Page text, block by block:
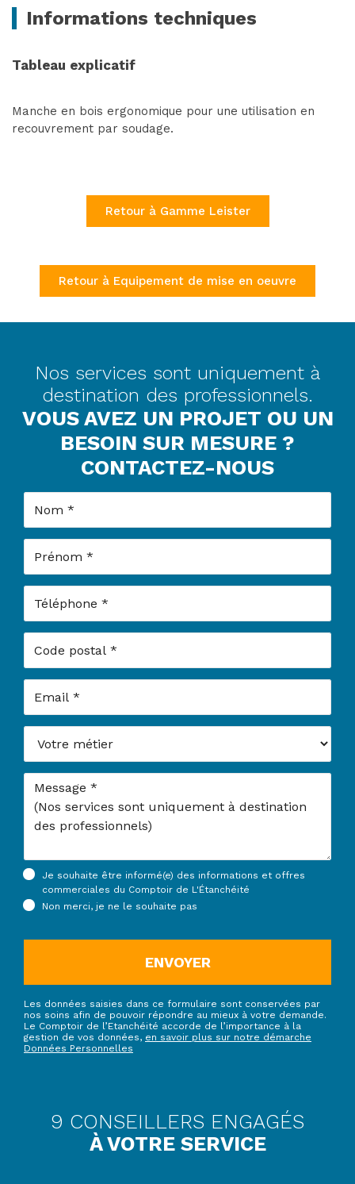
Informations techniques
Tableau explicatif
Manche en bois ergonomique pour une utilisation en
recouvrement par soudage.
Retour à Gamme Leister
Retour à Equipement de mise en oeuvre
Nos services sont uniquement à
destination des professionnels.
VOUS AVEZ UN PROJET OU UN
BESOIN SUR MESURE ?
CONTACTEZ-NOUS
Message
Je souhaite être informé(e) des informations et offres
commerciales du Comptoir de L'Étanchéité
Non merci, je ne le souhaite pas
ENVOYER
Les données saisies dans ce formulaire sont conservées par
nos soins afin de pouvoir répondre au mieux à votre demande.
Le Comptoir de l’Etanchéité accorde de l’importance à la
gestion de vos données, en savoir plus sur notre démarche
Données Personnelles
9 CONSEILLERS ENGAGÉS
À VOTRE SERVICE